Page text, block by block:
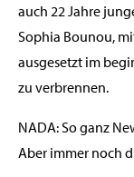
auch 22 Jahre
Sophia Bounou,
ausgesetzt im
zu verbrennen.
NADA: So ganz
Aber immer noch